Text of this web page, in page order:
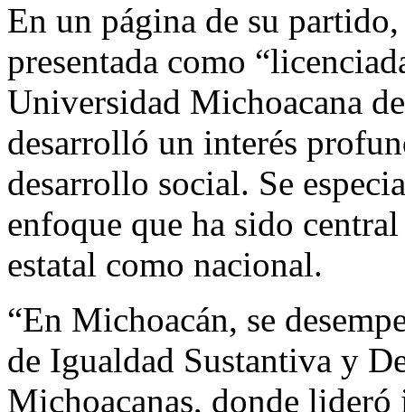
En un página de su
presentada como
Universidad Michoacana
desarrolló un interés
desarrollo social. Se
enfoque que ha sido
estatal como nacional.
“En Michoacán, se
de Igualdad Sustantiva y
Michoacanas, donde